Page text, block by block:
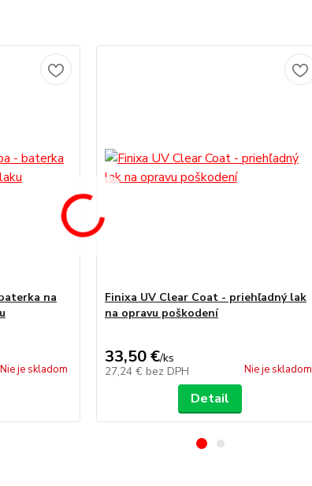
na
Nie je skladom
Finixa UV Clear Coat - priehľadný lak
na opravu poškodení
33,50 €/ks
27,24 € bez DPH Nie je skladom
Detail